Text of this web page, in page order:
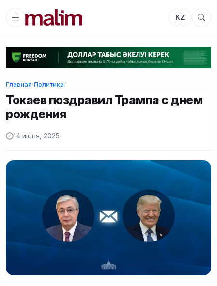
KZ
Главная/Политика/
Токаев поздравил Трампа с днем
рождения
14 июня, 2025